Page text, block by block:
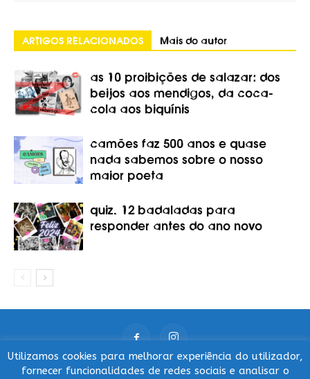
ARTIGOS RELACIONADOS Mais do autor
as 10 proibições de salazar: dos
beijos aos mendigos, da coca-
cola aos biquínis
camões faz 500 anos e quase
nada sabemos sobre o nosso
maior poeta
quiz. 12 badaladas para
responder antes do ano novo
Utilizamos cookies para melhorar experiência do utilizador,
fornecer funcionalidades de redes sociais e analisar o